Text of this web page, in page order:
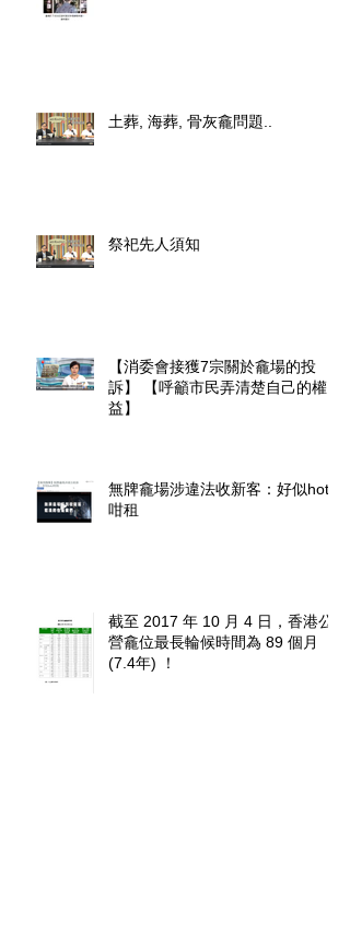
土葬, 海葬, 骨灰龕問題..
祭祀先人須知
【消委會接獲7宗關於龕場的投
訴】 【呼籲市民弄清楚自己的權
益】
無牌龕場涉違法收新客：好似hotel
咁租
截至 2017 年 10 月 4 日，香港公
營龕位最長輪候時間為 89 個月
(7.4年) ！